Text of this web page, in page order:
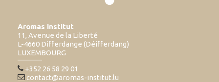
Aromas Institut
11, Avenue de la Liberté
L-4660 Differdange (Déifferdang)
LUXEMBOURG
+352 26 58 29 01
contact@aromas-institut.lu